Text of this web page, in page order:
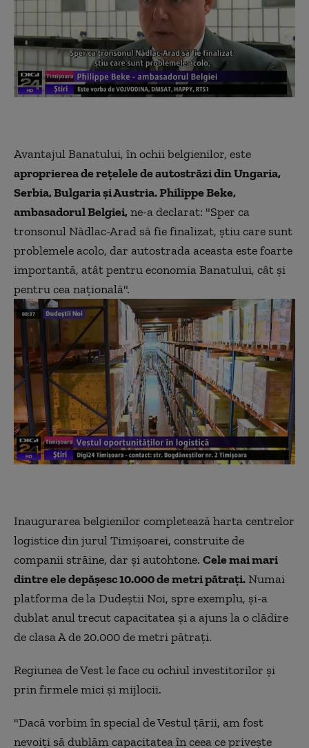
Avantajul Banatului, în ochii belgienilor, este
aproprierea de reţelele de autostrăzi din Ungaria,
Serbia, Bulgaria şi Austria. Philippe Beke,
ambasadorul Belgiei,ne-a declarat: "Sper ca
tronsonul Nădlac-Arad să fie finalizat, ştiu care sunt
problemele acolo, dar autostrada aceasta este foarte
importantă, atât pentru economia Banatului, cât şi
pentru cea naţională".
Inaugurarea belgienilor completează harta centrelor
logistice din jurul Timişoarei, construite de
companii străine, dar şi autohtone. Cele mai mari
dintre ele depăşesc 10.000 de metri pătraţi.Numai
platforma de la Dudeştii Noi, spre exemplu, şi-a
dublat anul trecut capacitatea şi a ajuns la o clădire
de clasa A de 20.000 de metri pătraţi.
Regiunea de Vest le face cu ochiul investitorilor şi
prin firmele mici şi mijlocii.
"Dacă vorbim în special de Vestul ţării, am fost
nevoiţi să dublăm capacitatea în ceea ce priveşte